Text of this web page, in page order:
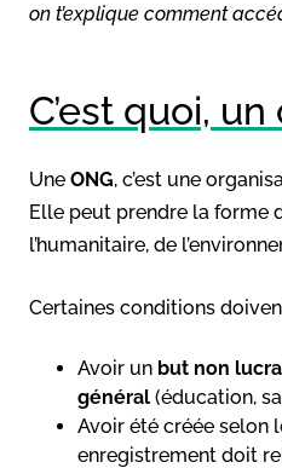
on t’explique comment
C’est quoi,
Une ONG, c’est une
Elle peut prendre la forme
l’humanitaire, de
Certaines conditions
Avoir un but non
général (éducation,
Avoir été créée selon
enregistrement doit